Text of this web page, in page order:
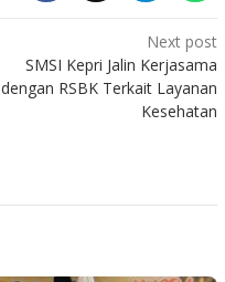
Next post
SMSI Kepri Jalin Kerjasama
dengan RSBK Terkait Layanan
Kesehatan